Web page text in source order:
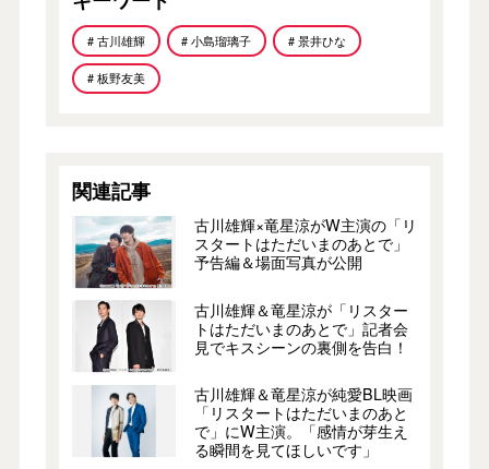
# 古川雄輝 # 小島瑠璃子 # 景井ひな
# 板野友美
関連記事
古川雄輝×竜星涼がW主演の「リ
スタートはただいまのあとで」
予告編＆場面写真が公開
古川雄輝＆竜星涼が「リスター
トはただいまのあとで」記者会
見でキスシーンの裏側を告白！
古川雄輝＆竜星涼が純愛BL映画
「リスタートはただいまのあと
で」にW主演。「感情が芽生え
る瞬間を見てほしいです」